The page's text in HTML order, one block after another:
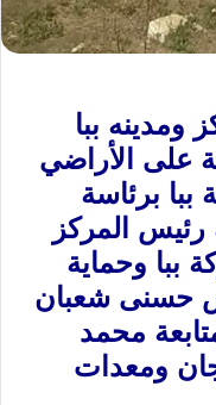
ومدينه ببا
على الأراضي
ببا برئاسة
المركز
ببا وحماية
حسنى شعبان
محمد
ومعدات